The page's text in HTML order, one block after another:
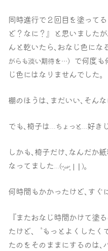
同時進行で２回目を塗って
ど？なに？』と思いました
んと乾いたら､おなじ色にな
がらも淡い期待を…） で何度も
じ色にはなりませんでした｡
棚のほうは､まだいい､そん
でも､椅子は… ちょっと…好き
しかも､椅子だけ､なんだか
なってました…(ᵕ̩̩⚰︎ᵕ̩̩ ❘ ❘)｡
何時間もかかったけど､すぐ
『またおなじ時間かけて塗
たけど､〝もっとよくしたく
たのをそのままにするのは